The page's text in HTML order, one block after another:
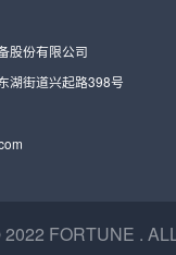
股份有限公司
湖街道兴起路398号
FORTUNE .